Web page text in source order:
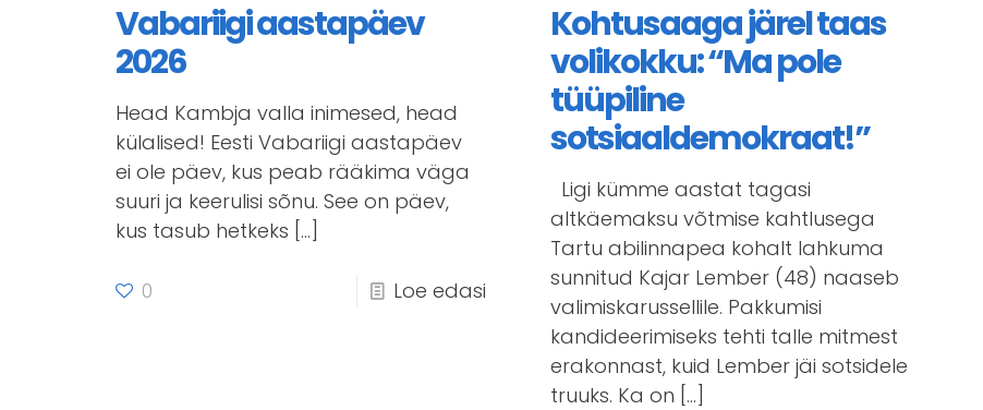
Vabariigi aastapäev
2026
Head Kambja valla inimesed, head
külalised! Eesti Vabariigi aastapäev
ei ole päev, kus peab rääkima väga
suuri ja keerulisi sõnu. See on päev,
kus tasub hetkeks […]
0 Loe edasi
Kohtusaaga järel taas
volikokku: “Ma pole
tüüpiline
sotsiaaldemokraat!”
Ligi kümme aastat tagasi
altkäemaksu võtmise kahtlusega
Tartu abilinnapea kohalt lahkuma
sunnitud Kajar Lember (48) naaseb
valimiskarussellile. Pakkumisi
kandideerimiseks tehti talle mitmest
erakonnast, kuid Lember jäi sotsidele
truuks. Ka on […]